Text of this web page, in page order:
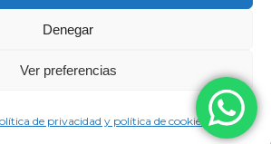
Denegar
Ver preferencias
de privacidad y política de cookies
de privacitat i política de